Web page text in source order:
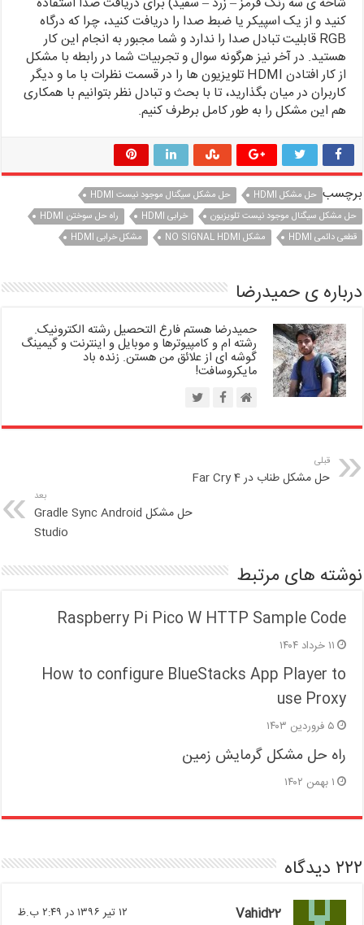
کنید و از یک اسپیکر یا ضبط صدا را دریافت کنید، چرا که درگاه
RGB قابلیت تبادل صدا را ندارد و شما مجبور به انجام این کار
هستید. در آخر نیز هرگونه سوال و تجربیات شما در رابطه با مشکل
از کار افتادن HDMI تلویزیون ها را در قسمت نظرات با ما و دیگر
کاربران در میان بگذارید، تا با بحث و تبادل نظر بتوانیم با همکاری
هم این مشکل را به طور کامل برطرف کنیم.
برچسب حل مشکل HDMI
حل مشکل سیگنال موجود نیست HDMI
حل مشکل سیگنال موجود نیست تلویزیون
خرابی HDMI
راه حل سوختن HDMI
قطعی دائمی HDMI
مشکل NO SIGNAL HDMI مشکل خرابی HDMI
درباره ی حمیدرضا
حمیدرضا هستم فارغ التحصیل رشته الکترونیک.
رشته ام و کامپیوترها و موبایل و اینترنت و گیمینگ
گوشه ای از علائق من هستن. زنده باد
مایکروسافت!
قبلی
حل مشکل طناب در Far Cry 4
بعد
حل مشکل Gradle Sync Android
Studio
نوشته های مرتبط
Raspberry Pi Pico W HTTP Sample Code
۱۱ خرداد ۱۴۰۴
How to configure BlueStacks App Player to
use Proxy
۵ فروردین ۱۴۰۳
راه حل مشکل گرمایش زمین
۱ بهمن ۱۴۰۲
۲۲۲ دیدگاه
Vahid22 ۱۲ تیر ۱۳۹۶ در ۲:۴۹ ب.ظ